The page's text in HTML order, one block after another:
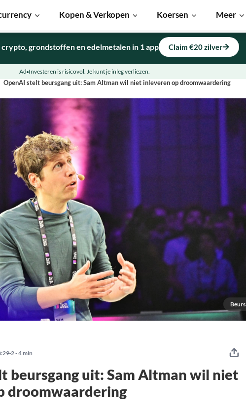
Kopen & Verkopen Koersen Meer
OpenAI stelt beursgang uit: Sam Altman wil niet inleveren op droomwaardering
Beurs
crypto, grondstoffen en edelmetalen in 1 app Claim €20 zilver
Ad Investeren is risicovol. Je kunt je inleg verliezen.
2 - 4 min
beursgang uit: Sam Altman wil niet
droomwaardering